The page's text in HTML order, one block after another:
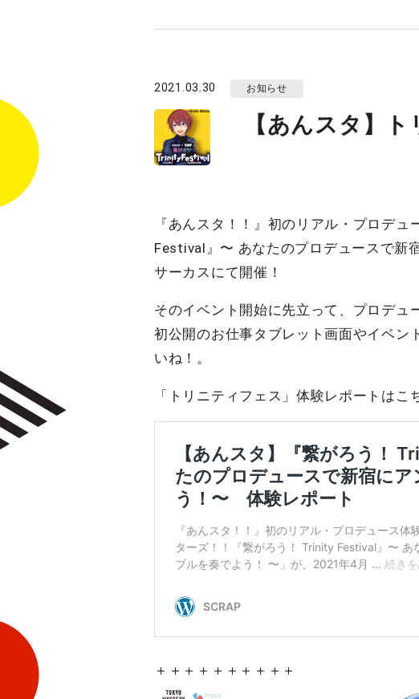
2021.03.30 お知らせ
【あんスタ】
『あんスタ！！』初のリアル・プロデ
Festival』〜 あなたのプロデュースで新
サーカスにて開催！
そのイベント開始に先立って、プロデュ
初公開のお仕事タブレット画面やイベン
いね！。
「トリニティフェス」体験レポートはこ
＋＋＋＋＋＋＋＋＋＋